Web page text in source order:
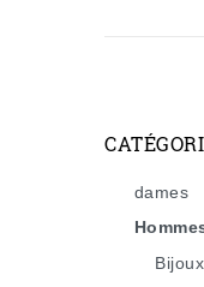
dames
Bijoux